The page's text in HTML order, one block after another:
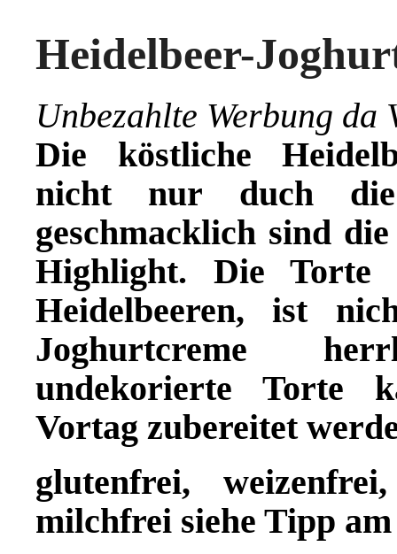
Heidelbeer-
Unbezahlte Werbung da
Die köstliche
nicht nur duch die
geschmacklich sind
Highlight. Die Torte
Heidelbeeren, ist
Joghurtcreme
undekorierte Torte
Vortag zubereitet
glutenfrei,
milchfrei siehe Tipp am